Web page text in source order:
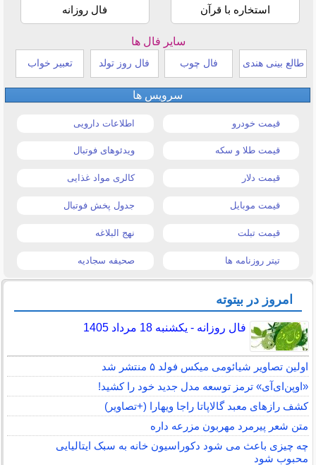
استخاره با قرآن فال روزانه
سایر فال ها
طالع بینی هندی فال چوب فال روز تولد تعبیر خواب
سرویس ها
قیمت خودرو اطلاعات دارویی
قیمت طلا و سکه ویدئوهای فوتبال
قیمت دلار کالری مواد غذایی
قیمت موبایل جدول پخش فوتبال
قیمت تبلت نهج البلاغه
تیتر روزنامه ها صحیفه سجادیه
امروز در بیتوته
فال روزانه - یکشنبه 18 مرداد 1405
اولین تصاویر شیائومی میکس فولد ۵ منتشر شد
«اوپن‌ای‌آی» ترمز توسعه مدل جدید خود را کشید!
کشف رازهای معبد گالاپاتا راجا ویهارا (+تصاویر)
متن شعر پیرمرد مهربون مزرعه داره
چه چیزی باعث می شود دکوراسیون خانه به سبک ایتالیایی
محبوب شود